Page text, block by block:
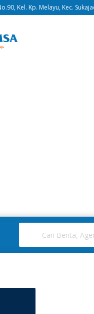
Kel. Kp. Melayu, Kec.